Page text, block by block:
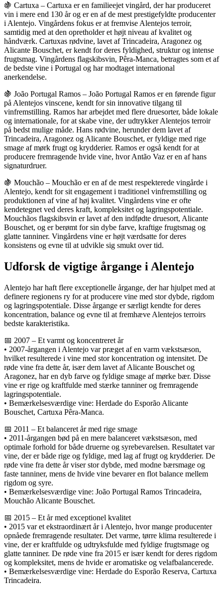
🍇 Cartuxa – Cartuxa er en familieejet vingård, der har produceret
vin i mere end 130 år og er en af de mest prestigefyldte producenter
i Alentejo. Vingårdens fokus er at fremvise Alentejos terroir,
samtidig med at den opretholder et højt niveau af kvalitet og
håndværk. Cartuxas rødvine, lavet af Trincadeira, Aragonez og
Alicante Bouschet, er kendt for deres fyldighed, struktur og intense
frugtsmag. Vingårdens flagskibsvin, Pêra-Manca, betragtes som et af
de bedste vine i Portugal og har modtaget international
anerkendelse.
🍇 João Portugal Ramos – João Portugal Ramos er en førende figur
på Alentejos vinscene, kendt for sin innovative tilgang til
vinfremstilling. Ramos har arbejdet med flere druesorter, både lokale
og internationale, for at skabe vine, der udtrykker Alentejos terroir
på bedst mulige måde. Hans rødvine, herunder dem lavet af
Trincadeira, Aragonez og Alicante Bouschet, er fyldige med rige
smage af mørk frugt og krydderier. Ramos er også kendt for at
producere fremragende hvide vine, hvor Antão Vaz er en af hans
signaturdruer.
🍇 Mouchão – Mouchão er en af de mest respekterede vingårde i
Alentejo, kendt for sit engagement i traditionel vinfremstilling og
produktionen af vine af høj kvalitet. Vingårdens vine er ofte
kendetegnet ved deres kraft, kompleksitet og lagringspotentiale.
Mouchãos flagskibsvin er lavet af den indfødte druesort, Alicante
Bouschet, og er berømt for sin dybe farve, kraftige frugtsmag og
glatte tanniner. Vingårdens vine er højt værdsatte for deres
konsistens og evne til at udvikle sig smukt over tid.
Udforsk de vigtige årgange i Alentejo
Alentejo har haft flere exceptionelle årgange, der har hjulpet med at
definere regionens ry for at producere vine med stor dybde, rigdom
og lagringspotentiale. Disse årgange er særligt kendte for deres
koncentration, balance og evne til at fremhæve Alentejos terroirs
bedste karakteristika.
📅 2007 – Et varmt og koncentreret år
• 2007-årgangen i Alentejo var præget af en varm vækstsæson,
hvilket resulterede i vine med stor koncentration og intensitet. De
røde vine fra dette år, især dem lavet af Alicante Bouschet og
Aragonez, har en dyb farve og fyldige smage af mørke bær. Disse
vine er rige og kraftfulde med stærke tanniner og fremragende
lagringspotentiale.
• Bemærkelsesværdige vine: Herdade do Esporão Alicante
Bouschet, Cartuxa Pêra-Manca.
📅 2011 – Et balanceret år med rige smage
• 2011-årgangen bød på en mere balanceret vækstsæson, med
optimale forhold for både druerne og syrebevarelsen. Resultatet var
vine, der er både rige og fyldige, med lag af frugt og krydderier. De
røde vine fra dette år viser stor dybde, med modne bærsmage og
faste tanniner, mens de hvide vine bevarer en flot balance mellem
rigdom og syre.
• Bemærkelsesværdige vine: João Portugal Ramos Trincadeira,
Mouchão Alicante Bouschet.
📅 2015 – Et år med exceptionel kvalitet
• 2015 var et ekstraordinært år i Alentejo, hvor mange producenter
opnåede fremragende resultater. Det varme, tørre klima resulterede i
vine, der er kraftfulde og udtryksfulde med fyldige frugtsmage og
glatte tanniner. De røde vine fra 2015 er især kendt for deres rigdom
og kompleksitet, mens de hvide er aromatiske og velafbalancerede.
• Bemærkelsesværdige vine: Herdade do Esporão Reserva, Cartuxa
Trincadeira.